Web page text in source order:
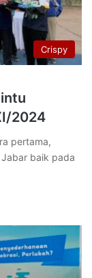
Crispy
2024
pertama,
baik pada